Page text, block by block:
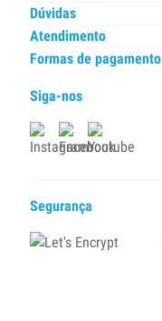
Dúvidas
Atendimento
Formas de pagamento
Siga-nos
Segurança